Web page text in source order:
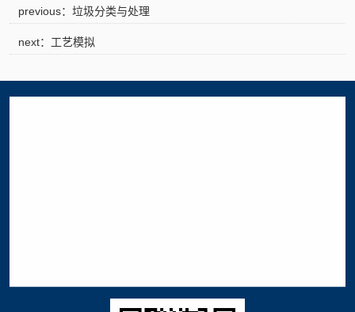
previous：垃圾分类与处理
next：工艺模拟